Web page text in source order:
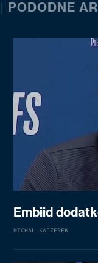
| PODODNE
Embiid
MICHAŁ KAJZEREK